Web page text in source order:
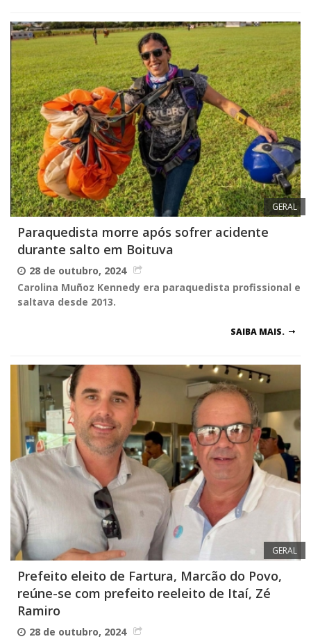
GERAL
Paraquedista morre após sofrer acidente
durante salto em Boituva
28 de outubro, 2024
Carolina Muñoz Kennedy era paraquedista profissional e
saltava desde 2013.
SAIBA MAIS.
GERAL
Prefeito eleito de Fartura, Marcão do Povo,
reúne-se com prefeito reeleito de Itaí, Zé
Ramiro
28 de outubro, 2024